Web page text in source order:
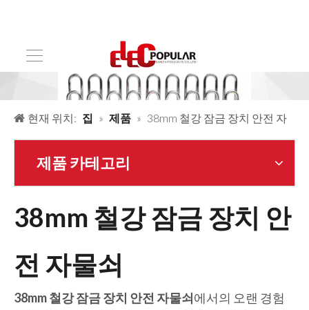
현재 위치: 집 » 제품 » 38mm 철강 잠금 장치 안전 자
물쇠
제품 카테고리
38mm 철강 잠금 장치 안
전 자물쇠
38mm 철강 잠금 장치 안전 자물쇠에서의 오랜 경험